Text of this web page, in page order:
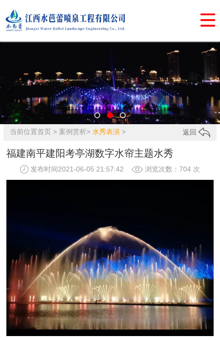

当前位置首页> 案例赏析> 水秀表演> 返回
福建南平建阳考亭湖数字水帘主题水秀
发布时间2021-06-05 21:57:42 浏览次数：704 次